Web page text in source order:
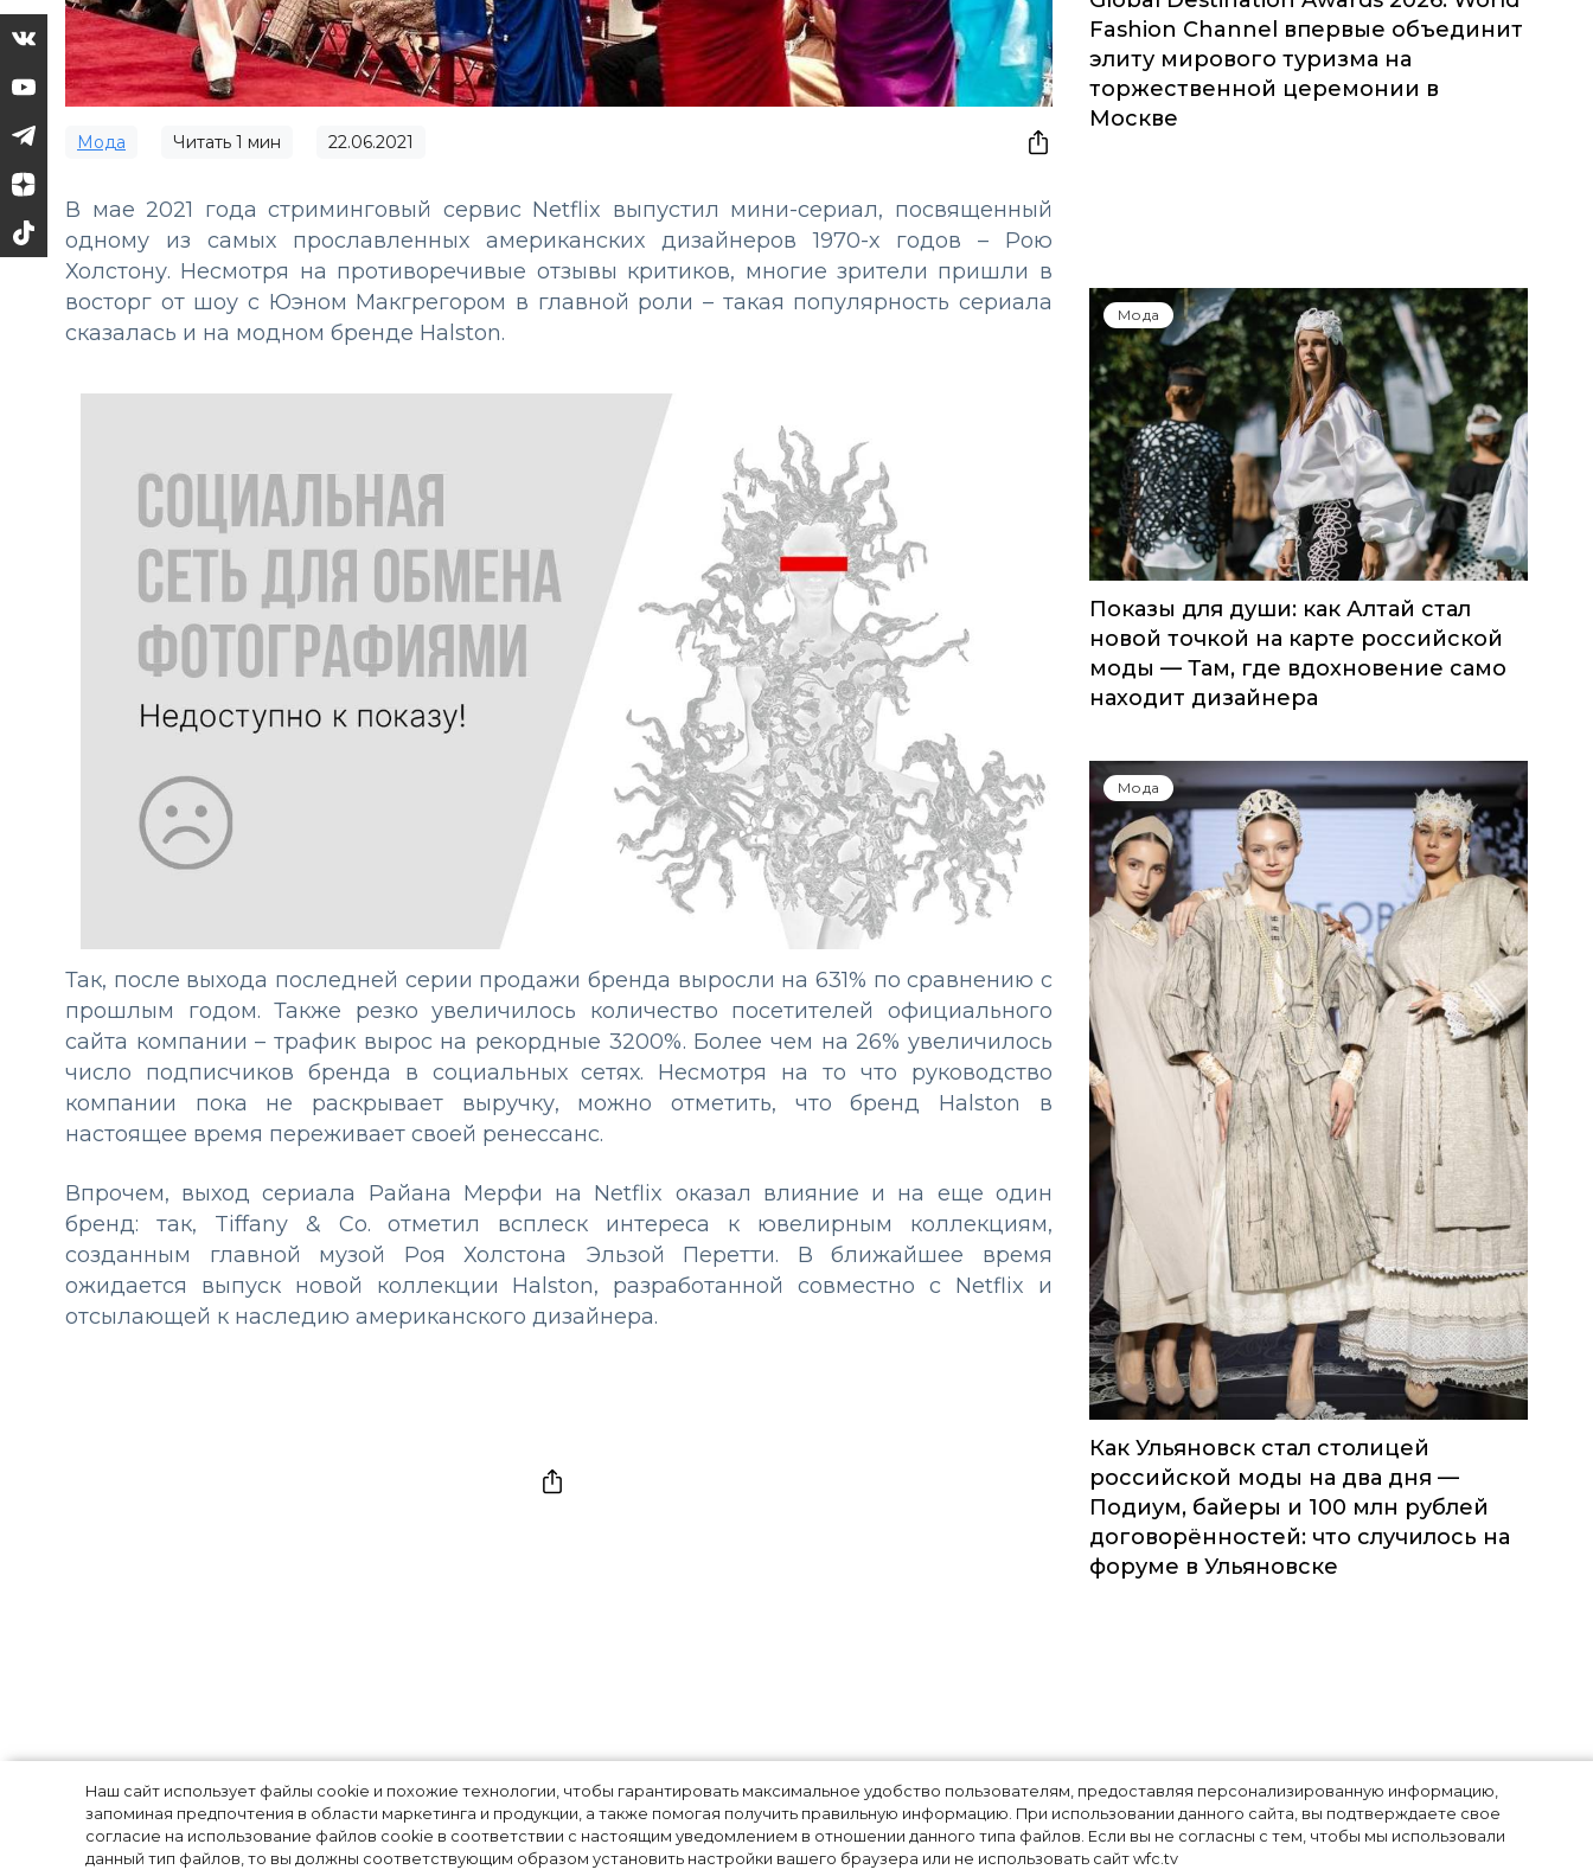
Наш сайт использует файлы cookie и похожие технологии, чтобы гарантировать максимальное удобство пользователям, предоставляя персонализированную информацию,
запоминая предпочтения в области маркетинга и продукции, а также помогая получить правильную информацию. При использовании данного сайта, вы подтверждаете свое
согласие на использование файлов cookie в соответствии с настоящим уведомлением в отношении данного типа файлов. Если вы не согласны с тем, чтобы мы использовали
данный тип файлов, то вы должны соответствующим образом установить настройки вашего браузера или не использовать сайт wfc.tv
Мода Читать 1 мин 22.06.2021
В мае 2021 года стриминговый сервис Netflix выпустил мини-сериал, посвященный
одному из самых прославленных американских дизайнеров 1970-х годов – Рою
Холстону. Несмотря на противоречивые отзывы критиков, многие зрители пришли в
восторг от шоу с Юэном Макгрегором в главной роли – такая популярность сериала
сказалась и на модном бренде Halston.
Так, после выхода последней серии продажи бренда выросли на 631% по сравнению с
прошлым годом. Также резко увеличилось количество посетителей официального
сайта компании – трафик вырос на рекордные 3200%. Более чем на 26% увеличилось
число подписчиков бренда в социальных сетях. Несмотря на то что руководство
компании пока не раскрывает выручку, можно отметить, что бренд Halston в
настоящее время переживает своей ренессанс.
Впрочем, выход сериала Райана Мерфи на Netflix оказал влияние и на еще один
бренд: так, Tiffany & Co. отметил всплеск интереса к ювелирным коллекциям,
созданным главной музой Роя Холстона Эльзой Перетти. В ближайшее время
ожидается выпуск новой коллекции Halston, разработанной совместно с Netflix и
отсылающей к наследию американского дизайнера.
Fashion Channel впервые объединит
элиту мирового туризма на
торжественной церемонии в
Москве
Мода
Показы для души: как Алтай стал
новой точкой на карте российской
моды — Там, где вдохновение само
находит дизайнера
Мода
Как Ульяновск стал столицей
российской моды на два дня —
Подиум, байеры и 100 млн рублей
договорённостей: что случилось на
форуме в Ульяновске
Модные образы лета 2021 на